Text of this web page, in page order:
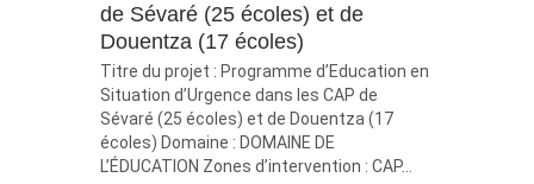
de Sévaré (25 écoles) et de
Douentza (17 écoles)
Titre du projet : Programme d’Education en
Situation d’Urgence dans les CAP de
Sévaré (25 écoles) et de Douentza (17
écoles) Domaine : DOMAINE DE
L’ÉDUCATION Zones d’intervention : CAP...